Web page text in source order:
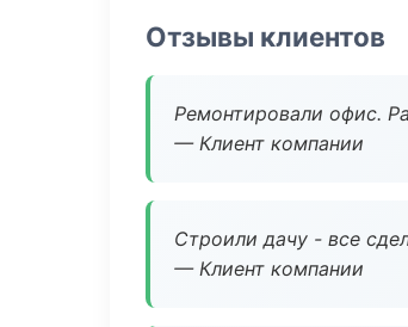
Отзывы клиентов
Ремонтировали офис.
— Клиент компании
Строили дачу - все
— Клиент компании